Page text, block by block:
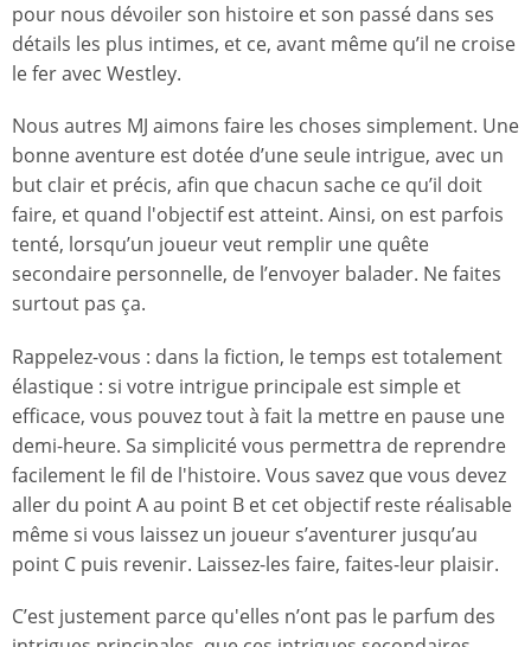
pour nous dévoiler son histoire et son passé dans ses
détails les plus intimes, et ce, avant même qu’il ne croise
le fer avec Westley.
Nous autres MJ aimons faire les choses simplement. Une
bonne aventure est dotée d’une seule intrigue, avec un
but clair et précis, afin que chacun sache ce qu’il doit
faire, et quand l'objectif est atteint. Ainsi, on est parfois
tenté, lorsqu’un joueur veut remplir une quête
secondaire personnelle, de l’envoyer balader. Ne faites
surtout pas ça.
Rappelez-vous : dans la fiction, le temps est totalement
élastique : si votre intrigue principale est simple et
efficace, vous pouvez tout à fait la mettre en pause une
demi-heure. Sa simplicité vous permettra de reprendre
facilement le fil de l'histoire. Vous savez que vous devez
aller du point A au point B et cet objectif reste réalisable
même si vous laissez un joueur s’aventurer jusqu’au
point C puis revenir. Laissez-les faire, faites-leur plaisir.
C’est justement parce qu'elles n’ont pas le parfum des